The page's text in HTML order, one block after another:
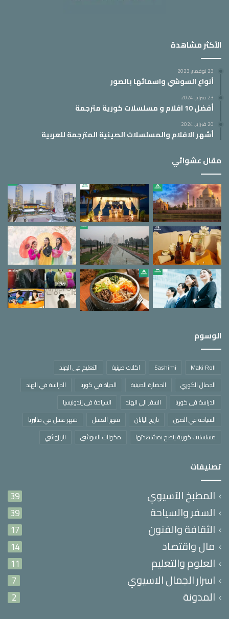
الأكثر مشاهدة
23 نوفمبر، 2023
أنواع السوشي واسمائها بالصور
23 فبراير، 2024
أفضل 10 افلام و مسلسلات كورية مترجمة
20 فبراير، 2024
أشهر الافلام والمسلسلات الصينية المترجمة للعربية
مقال عشوائي
الوسوم
Maki Roll
Sashimi اكلات صينية
التعليم في الهند
الجمال الكوري
الحضارة الصينية الحياة في كوريا
الدراسة في الهند
الدراسة في كوريا
السفر الي الهند
السياحة في إندونيسيا
السياحة في الصين
تاريخ اليابان شهر العسل
شهر عسل في ماليزيا
مسلسلات كورية ينصح بمشاهدتها
مكونات السوشي ناريزوشي
تصنيفات
المطبخ الآسيوي 39
السفر والسياحة 39
الثقافة والفنون 17
مال واقتصاد 14
العلوم والتعليم 11
اسرار الجمال الاسيوي 7
المدونة 2